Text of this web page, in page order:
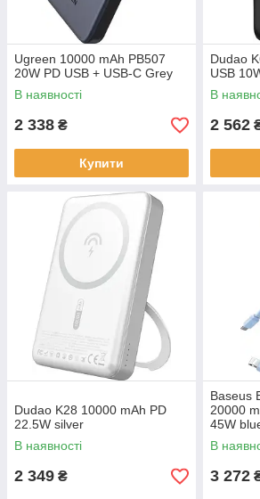
Ugreen 10000 mAh PB507
20W PD USB + USB-C Grey
В наявності
2 338 ₴
Купити
Dudao
USB
В
2 562
Dudao K28 10000 mAh PD
22.5W silver
В наявності
2 349 ₴
Baseus
20000
45W
В
3 272